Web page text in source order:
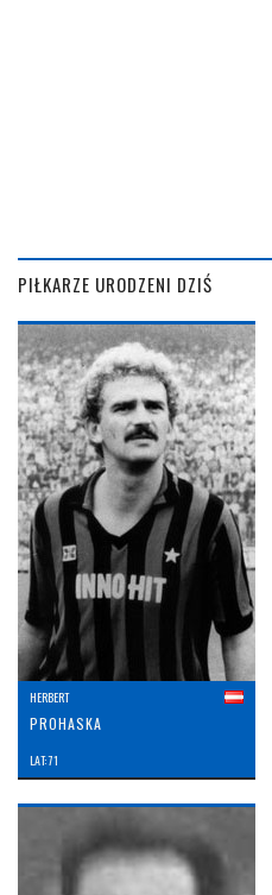
PIŁKARZE URODZENI DZIŚ
HERBERT
PROHASKA
LAT: 71